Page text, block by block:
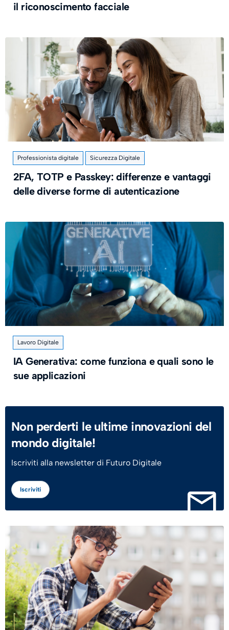
il riconoscimento facciale
Professionista digitale Sicurezza Digitale
2FA, TOTP e Passkey: differenze e vantaggi
delle diverse forme di autenticazione
Lavoro Digitale
IA Generativa: come funziona e quali sono le
sue applicazioni
Non perderti le ultime innovazioni del
mondo digitale!
Iscriviti alla newsletter di Futuro Digitale
Iscriviti